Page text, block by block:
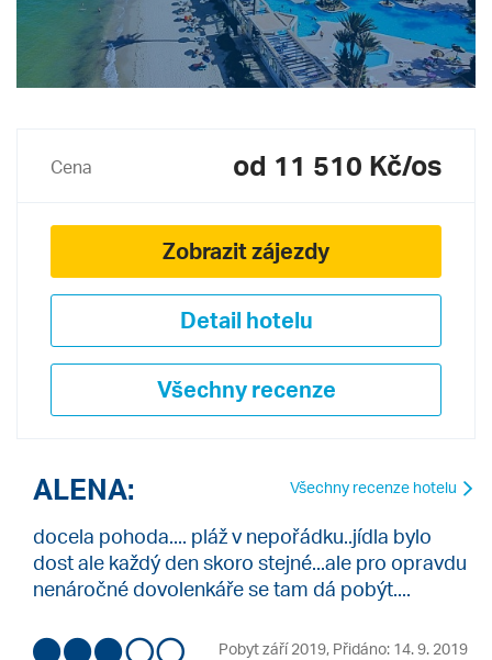
Cena od 11 510 Kč/os
Zobrazit zájezdy
Detail hotelu
Všechny recenze
Všechny recenze hotelu
ALENA:
docela pohoda.... pláž v nepořádku..jídla bylo
dost ale každý den skoro stejné...ale pro opravdu
nenáročné dovolenkáře se tam dá pobýt....
Pobyt září 2019, Přidáno: 14. 9. 2019